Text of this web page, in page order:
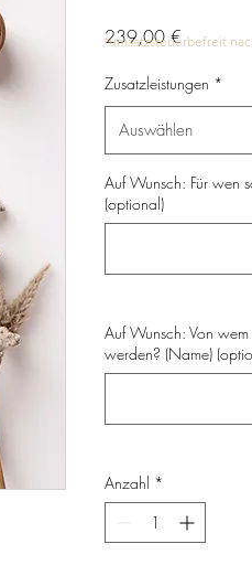
239,00 €Preis
Zusatzleistungen *
Auswählen
Auf Wunsch: Für wen
(optional)
Auf Wunsch: Von
werden? (Name)
Anzahl *
*umsatzsteuerbefreit